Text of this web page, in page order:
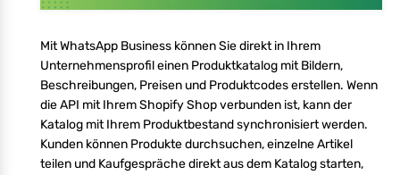
Mit WhatsApp Business können Sie direkt in Ihrem
Unternehmensprofil einen Produktkatalog mit Bildern,
Beschreibungen, Preisen und Produktcodes erstellen. Wenn
die API mit Ihrem Shopify Shop verbunden ist, kann der
Katalog mit Ihrem Produktbestand synchronisiert werden.
Kunden können Produkte durchsuchen, einzelne Artikel
teilen und Kaufgespräche direkt aus dem Katalog starten,